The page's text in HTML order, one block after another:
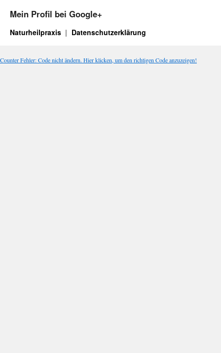
Mein Profil bei Google+
Naturheilpraxis Datenschutzerklärung
Counter Fehler: Code nicht ändern. Hier klicken, um den richtigen Code anzuzeigen!